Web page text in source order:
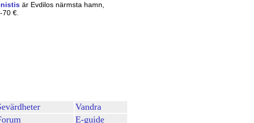
är Evdilos närmsta hamn,
70 €.
Vandra
E-guide